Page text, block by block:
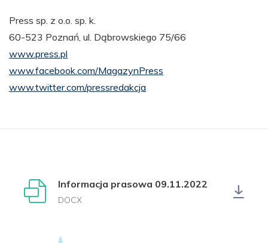
Press sp. z o.o. sp. k.
60-523 Poznań, ul. Dąbrowskiego 75/66
www.press.pl
www.facebook.com/MagazynPress
www.twitter.com/pressredakcja
Informacja prasowa 09.11.2022
DOCX